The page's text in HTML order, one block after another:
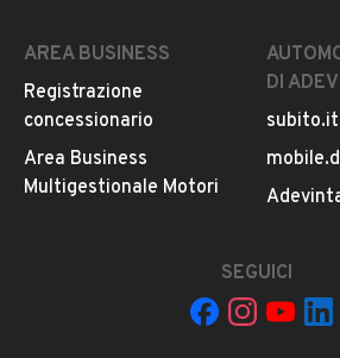
INFORMAZIONI VEICOLO
DATI BASE CONSUMI
Tipologia
AREA BUSINESS
Registrazione
concessionario
Area Business
Multigestionale Motori
DI
subito.it
SEGUICI